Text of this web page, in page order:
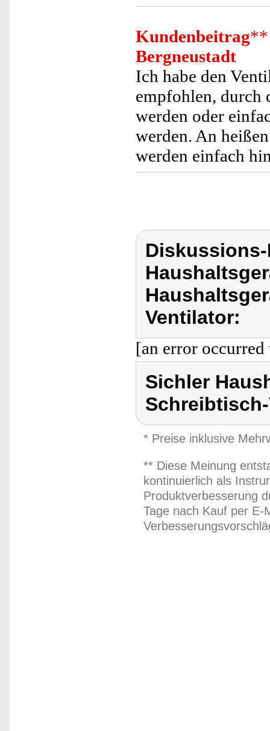
Kundenbeitrag**
Bergneustadt
Ich habe den
empfohlen, durch
werden oder
werden. An
werden einfach
Ventilator:
[an error
Sichler
* Preise inklusive
** Diese Meinung
kontinuierlich als
Produktverbesserung
Tage nach Kauf per E-